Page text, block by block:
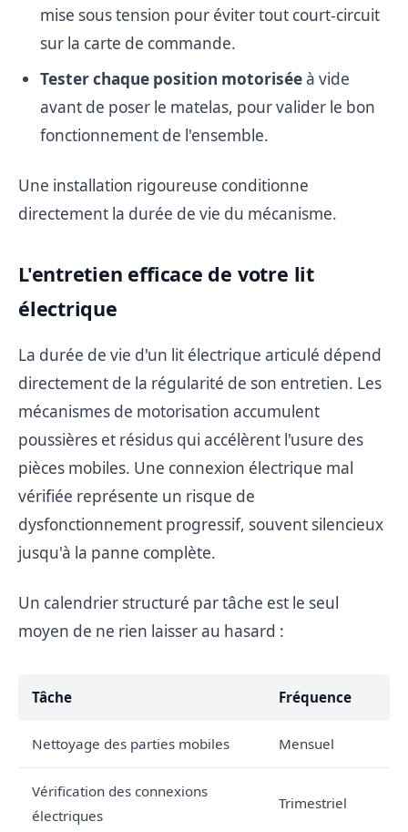
mise sous tension pour éviter tout court-circuit
sur la carte de commande.
Tester chaque position motoriséeà vide
avant de poser le matelas, pour valider le bon
fonctionnement de l'ensemble.
Une installation rigoureuse conditionne
directement la durée de vie du mécanisme.
L'entretien efficace de votre lit
électrique
La durée de vie d'un lit électrique articulé dépend
directement de la régularité de son entretien. Les
mécanismes de motorisation accumulent
poussières et résidus qui accélèrent l'usure des
pièces mobiles. Une connexion électrique mal
vérifiée représente un risque de
dysfonctionnement progressif, souvent silencieux
jusqu'à la panne complète.
Un calendrier structuré par tâche est le seul
moyen de ne rien laisser au hasard :
Tâche Fréquence
Nettoyage des parties mobiles Mensuel
Vérification des connexions
électriques
Trimestriel